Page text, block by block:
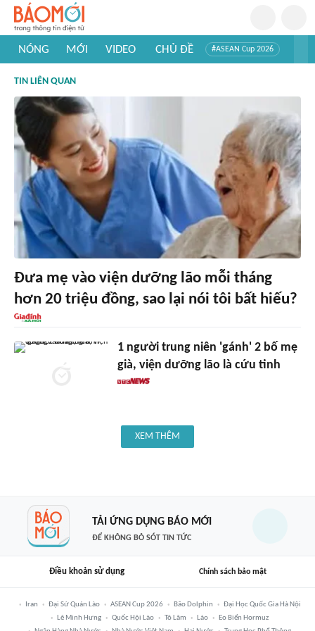
NÓNG MỚI VIDEO CHỦ ĐỀ #ASEAN Cup 2026
#Khám phá Việt Nam
TIN LIÊN QUAN
Đưa mẹ vào viện dưỡng lão mỗi tháng
hơn 20 triệu đồng, sao lại nói tôi bất hiếu?
1 người trung niên 'gánh' 2 bố mẹ
già, viện dưỡng lão là cứu tinh
XEM THÊM
TẢI ỨNG DỤNG BÁO MỚI
ĐỂ KHÔNG BỎ SÓT TIN TỨC
Điều khoản sử dụng Chính sách bảo mật
Iran Đại Sứ Quán Lào ASEAN Cup 2026 Bão Dolphin
Đại Học Quốc Gia Hà Nội
Lê Minh Hưng
Quốc Hội Lào Tô Lâm Lào
Eo Biển Hormuz